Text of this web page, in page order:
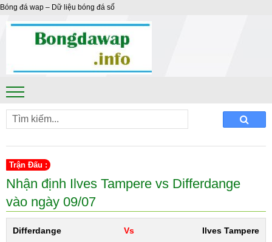
Bóng đá wap – Dữ liệu bóng đá số
Trận Đấu :
Nhận định Ilves Tampere vs Differdange
vào ngày 09/07
Differdange Vs Ilves Tampere